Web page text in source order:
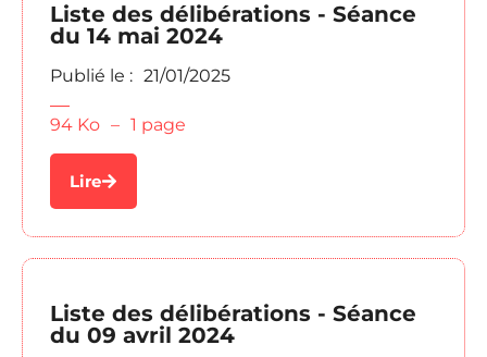
Liste des délibérations - Séance
du 14 mai 2024
Publié le : 21/01/2025
94 Ko – 1 page
Lire
Liste des délibérations - Séance
du 09 avril 2024